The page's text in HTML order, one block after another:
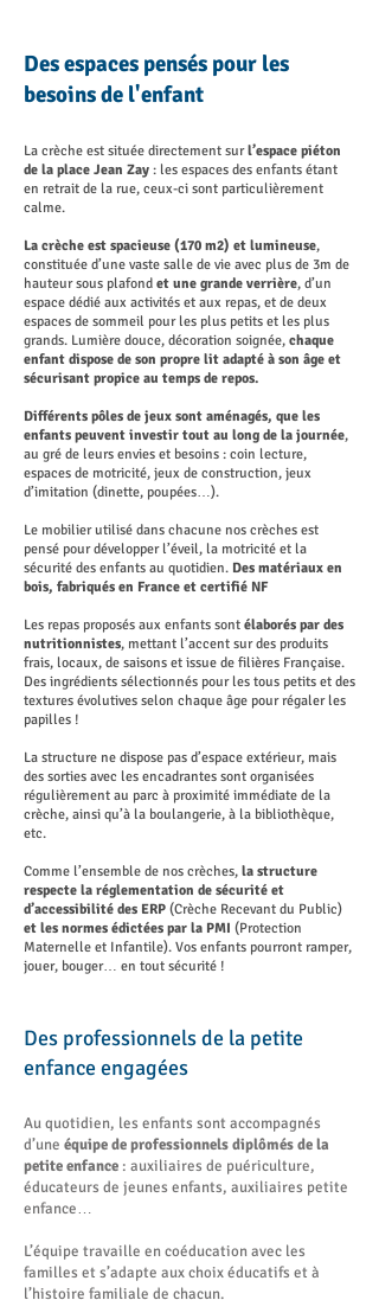
Des espaces pensés pour les
besoins de l'enfant
La crèche est située directement surl’espace piéton
de la place Jean Zay : les espaces des enfants étant
en retrait de la rue, ceux-ci sont particulièrement
calme.
La crèche est spacieuse (170 m2) et lumineuse,
constituée d’une vaste salle de vie avec plus de 3m de
hauteur sous plafond et une grande verrière, d’un
espace dédié aux activités et aux repas, et de deux
espaces de sommeil pour les plus petits et les plus
grands. Lumière douce, décoration soignée, chaque
enfant dispose de son propre lit adapté à son âge et
sécurisant propice au temps de repos.
Différents pôles de jeux sont aménagés, que les
enfants peuvent investir tout au long de la journée,
au gré de leurs envies et besoins : coin lecture,
espaces de motricité, jeux de construction, jeux
d’imitation (dinette, poupées…).
Le mobilier utilisé dans chacune nos crèches est
pensé pour développer l’éveil, la motricité et la
sécurité des enfants au quotidien. Des matériaux en
bois, fabriqués en France et certifié NF
Les repas proposés aux enfants sont élaborés par des
nutritionnistes, mettant l’accent sur des produits
frais, locaux, de saisons et issue de filières Française.
Des ingrédients sélectionnés pour les tous petits et des
textures évolutives selon chaque âge pour régaler les
papilles !
La structure ne dispose pas d’espace extérieur, mais
des sorties avec les encadrantes sont organisées
régulièrement au parc à proximité immédiate de la
crèche, ainsi qu’à la boulangerie, à la bibliothèque,
etc.
Comme l’ensemble de nos crèches, la structure
respecte la réglementation de sécurité et
d’accessibilité des ERP (Crèche Recevant du Public)
et les normes édictées par la PMI (Protection
Maternelle et Infantile). Vos enfants pourront ramper,
jouer, bouger… en tout sécurité !
Des professionnels de la petite
enfance engagées
Au quotidien, les enfants sont accompagnés
d’une équipe de professionnels diplômés de la
petite enfance : auxiliaires de puériculture,
éducateurs de jeunes enfants, auxiliaires petite
enfance…
L’équipe travaille en coéducation avec les
familles et s’adapte aux choix éducatifs et à
l’histoire familiale de chacun.